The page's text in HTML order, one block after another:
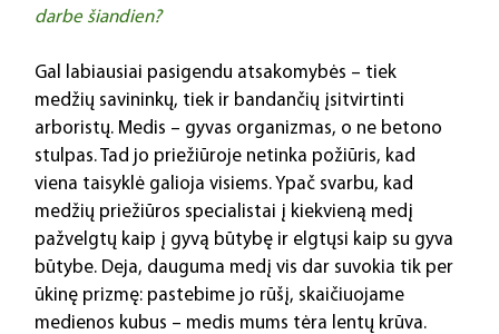
darbe šiandien?
Gal labiausiai pasigendu atsakomybės – tiek
medžių savininkų, tiek ir bandančių įsitvirtinti
arboristų. Medis – gyvas organizmas, o ne betono
stulpas. Tad jo priežiūroje netinka požiūris, kad
viena taisyklė galioja visiems. Ypač svarbu, kad
medžių priežiūros specialistai į kiekvieną medį
pažvelgtų kaip į gyvą būtybę ir elgtųsi kaip su gyva
būtybe. Deja, dauguma medį vis dar suvokia tik per
ūkinę prizmę: pastebime jo rūšį, skaičiuojame
medienos kubus – medis mums tėra lentų krūva.